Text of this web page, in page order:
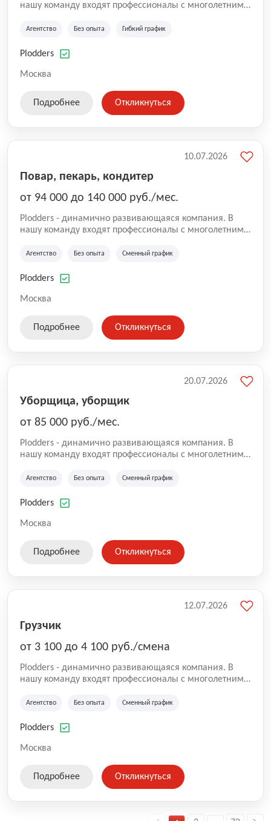
нашу команду входят профессионалы с многолетним
на рынке аутсорсинга, а накопленный опыт позволяют
оказываемых услуг.
Агентство Без опыта Гибкий график
Plodders
Москва
Подробнее Откликнуться
Повар, пекарь, кондитер
от 94 000 до 140 000 руб./мес.
Plodders - динамично развивающаяся компания. В
нашу команду входят профессионалы с многолетним
на рынке аутсорсинга, а накопленный опыт позволяют
оказываемых услуг.
Агентство Без опыта Сменный график
Plodders
Москва
10.07.2026
Подробнее Откликнуться
Уборщица, уборщик
от 85 000 руб./мес.
Plodders - динамично развивающаяся компания. В
нашу команду входят профессионалы с многолетним
на рынке аутсорсинга, а накопленный опыт позволяют
оказываемых услуг.
Агентство Без опыта Сменный график
Plodders
Москва
20.07.2026
Подробнее Откликнуться
Грузчик
от 3 100 до 4 100 руб./смена
Plodders - динамично развивающаяся компания. В
нашу команду входят профессионалы с многолетним
на рынке аутсорсинга, а накопленный опыт позволяют
оказываемых услуг.
Агентство Без опыта Сменный график
Plodders
Москва
12.07.2026
Подробнее Откликнуться